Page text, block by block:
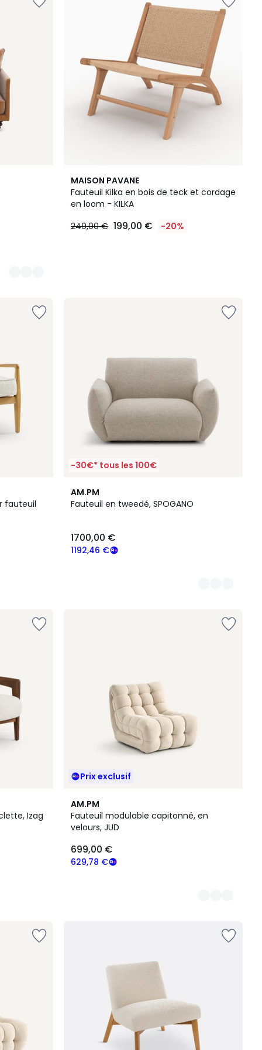
MAISON PAVANE
Fauteuil Kilka en bois de teck et cordage
en loom - KILKA
249,00 € 199,00 € -20%
fauteuil
-30€* tous les 100€
AM.PM
Fauteuil en tweedé, SPOGANO
1192,46 €
1700,00 €
3
Couleurs
Izag
Prix exclusif
AM.PM
Fauteuil modulable capitonné, en
velours, JUD
629,78 €
699,00 €
4
Couleurs